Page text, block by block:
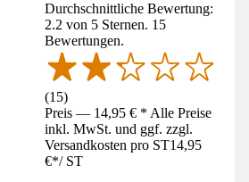
Durchschnittliche Bewertung:
2.2 von 5 Sternen. 15
Bewertungen.
(15)
Preis — 14,95 € * Alle Preise
inkl. MwSt. und ggf. zzgl.
Versandkosten pro ST14,95
€*/ ST